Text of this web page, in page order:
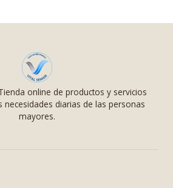
online de productos y servicios
necesidades diarias de las personas
mayores.